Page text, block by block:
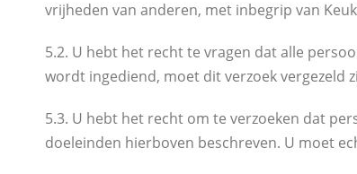
vrijheden van anderen, met inbegrip van
5.2. U hebt het recht te vragen dat alle
wordt ingediend, moet dit verzoek vergezeld
5.3. U hebt het recht om te verzoeken dat
doeleinden hierboven beschreven. U moet